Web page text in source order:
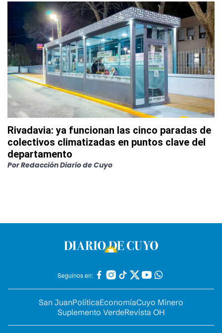
Rivadavia: ya funcionan las cinco paradas de
colectivos climatizadas en puntos clave del
departamento
PorRedacción Diario de Cuyo
Seguinos en:
San JuanPolíticaEconomíaCuyo Minero
Suplemento VerdeRevista OH